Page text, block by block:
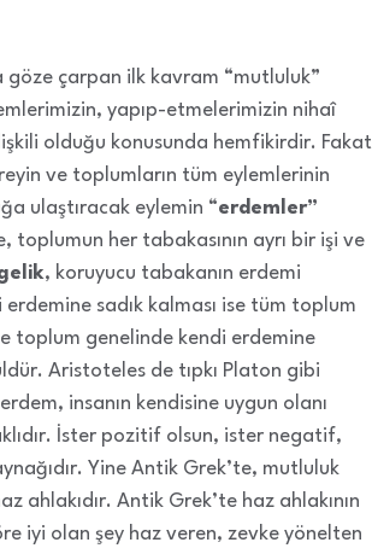
çarpan ilk kavram “mutluluk”
yapıp-etmelerimizin nihaî
olduğu konusunda hemfikirdir. Fakat
ve toplumların tüm eylemlerinin
ulaştıracak eylemin “erdemler”
her tabakasının ayrı bir işi ve
, koruyucu tabakanın erdemi
sadık kalması ise tüm toplum
toplum genelinde kendi erdemine
Aristoteles de tıpkı Platon gibi
insanın kendisine uygun olanı
İster pozitif olsun, ister negatif,
Yine Antik Grek’te, mutluluk
ahlakıdır. Antik Grek’te haz ahlakının
iyi olan şey haz veren, zevke yönelten